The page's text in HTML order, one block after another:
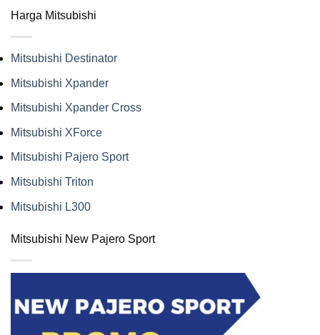
Harga Mitsubishi
Mitsubishi Destinator
Mitsubishi Xpander
Mitsubishi Xpander Cross
Mitsubishi XForce
Mitsubishi Pajero Sport
Mitsubishi Triton
Mitsubishi L300
Mitsubishi New Pajero Sport